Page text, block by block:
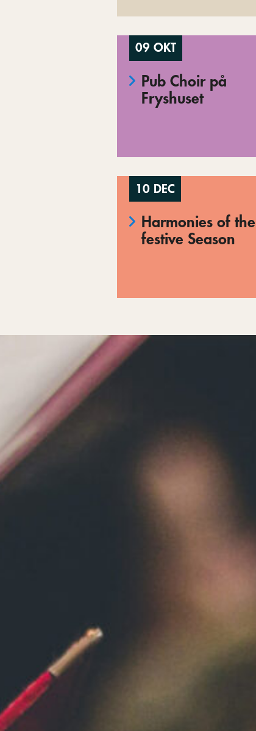
09 OKT
Pub Choir på
Fryshuset
10 DEC
Harmonies of the
festive Season